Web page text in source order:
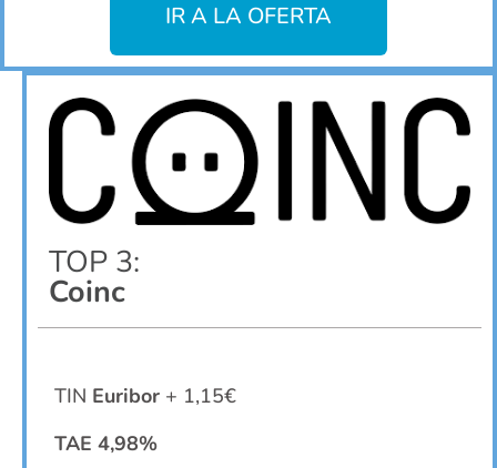
IR A LA OFERTA
TOP 3:
Coinc
TIN Euribor + 1,15€
TAE 4,98%